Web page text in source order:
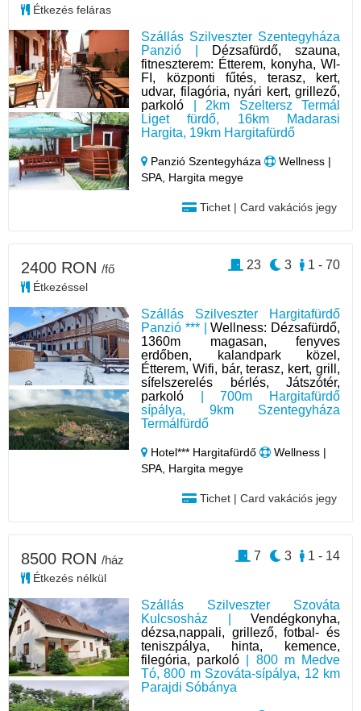
Szállás Szilveszter Szentegyháza
Panzió |
Dézsafürdő, szauna,
fitneszterem: Étterem, konyha, WI-
FI, központi fűtés, terasz, kert,
udvar, filagória, nyári kert, grillező,
parkoló | 2km Szeltersz Termál
Liget fürdő, 16km Madarasi
Hargita, 19km Hargitafürdő
Panzió Szentegyháza
Wellness |
SPA, Hargita megye
Tichet | Card vakációs jegy
Étkezés feláras
Szállás Szilveszter Hargitafürdő
Panzió *** |Wellness: Dézsafürdő,
1360m magasan, fenyves
erdőben, kalandpark közel,
Étterem, Wifi, bár, terasz, kert, grill,
sífelszerelés bérlés, Játszótér,
parkoló | 700m Hargitafürdő
sípálya, 9km Szentegyháza
Termálfürdő
Hotel*** Hargitafürdő
Wellness |
SPA, Hargita megye
Tichet | Card vakációs jegy
2400 RON /fő
Étkezéssel
1 - 70
3
23
Szállás Szilveszter Szováta
Kulcsosház | Vendégkonyha,
dézsa,nappali, grillező, fotbal- és
teniszpálya, hinta, kemence,
filegória, parkoló | 800 m Medve
Tó, 800 m Szováta-sípálya, 12 km
Parajdi Sóbánya
8500 RON /ház
Étkezés nélkül
1 - 14
3
7